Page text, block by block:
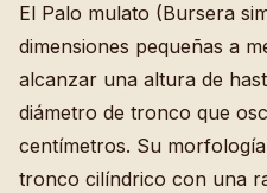
El Palo mulato (Bursera
dimensiones pequeñas a
alcanzar una altura de
diámetro de tronco que
centímetros. Su
tronco cilíndrico con una